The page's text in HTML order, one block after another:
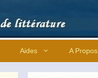
Aides A Propos